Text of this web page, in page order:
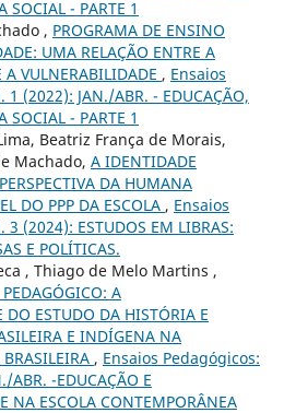
SOCIAL - PARTE 1
, PROGRAMA DE ENSINO
UMA RELAÇÃO ENTRE A
A VULNERABILIDADE , Ensaios
(2022): JAN./ABR. - EDUCAÇÃO,
SOCIAL - PARTE 1
Beatriz França de Morais,
Machado, A IDENTIDADE
DA HUMANA
DO PPP DA ESCOLA , Ensaios
(2024): ESTUDOS EM LIBRAS:
E POLÍTICAS.
, Thiago de Melo Martins ,
A
DO ESTUDO DA HISTÓRIA E
E INDÍGENA NA
, Ensaios Pedagógicos:
ABR. -EDUCAÇÃO E
NA ESCOLA CONTEMPORÂNEA